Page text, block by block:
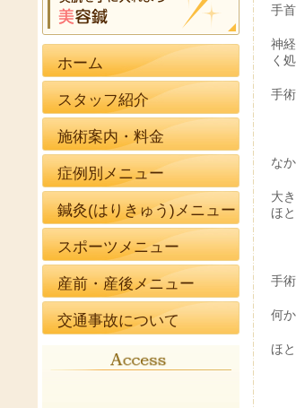
手
神
く
手
な
大
ほ
手
何
ほ
ホーム
スタッフ紹介
施術案内・料金
症例別メニュー
鍼灸(はりきゅう)メニュー
スポーツメニュー
産前・産後メニュー
交通事故について